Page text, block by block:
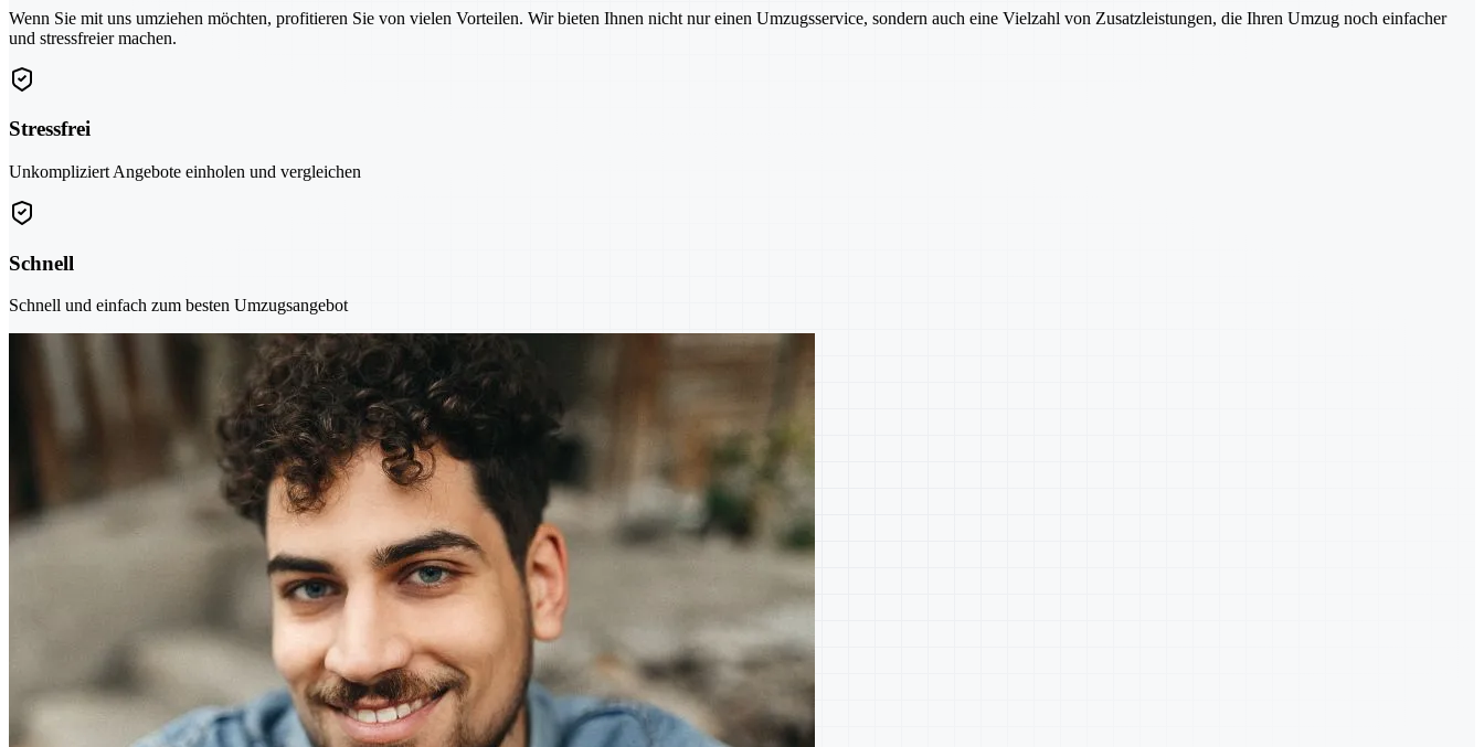
Wenn Sie mit uns umziehen möchten, profitieren Sie von vielen Vorteilen. Wir bieten Ihnen nicht nur einen Umzugsservice, sondern auch eine Vielzahl von Zusatzleistungen, die Ihren Umzug noch einfacher
und stressfreier machen.
Stressfrei
Unkompliziert Angebote einholen und vergleichen
Schnell
Schnell und einfach zum besten Umzugsangebot